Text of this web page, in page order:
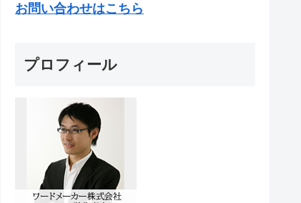
お問い合わせはこちら
プロフィール